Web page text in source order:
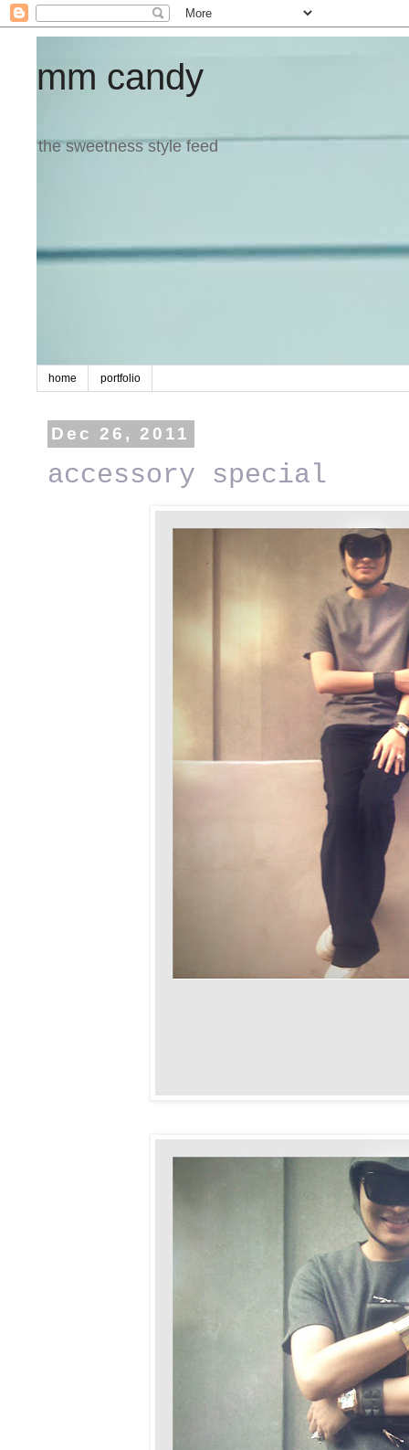
mm candy
the sweetness style feed
home portfolio
Dec 26, 2011
accessory special